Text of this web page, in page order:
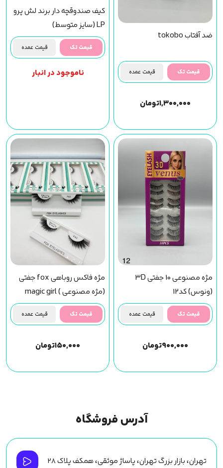
ضد آفتاب tokobo
قیمت تک قیمت عمده
۱,۳۰۰,۰۰۰تومان
کیف صندوقچه دار برند لش پرو
LP (سایز متوسط)
قیمت تک قیمت عمده
ناموجود در انبار
مژه مصنوعی 10 جفتی 3D
(ونوس) کد12
قیمت تک قیمت عمده
۹۰۰,۰۰۰تومان
مژه فاکس روباهی fox جفتی
(مژه مصنوعی ) magic girl
(f43) مجیک گرل
قیمت تک قیمت عمده
۱۵۰,۰۰۰تومان
آدرس فروشگاه
تهران، بازار بزرگ تهران، پاساژ موثقی، همکف پلاک ۲۸